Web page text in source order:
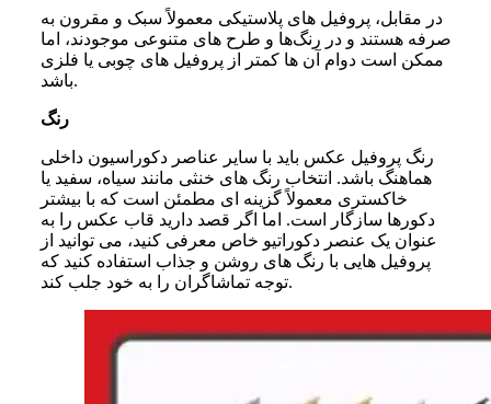
در مقابل، پروفیل ‌های پلاستیکی معمولاً سبک و مقرون به
صرفه هستند و در رنگ‌ها و طرح ‌های متنوعی موجودند، اما
ممکن است دوام آن ها کمتر از پروفیل های چوبی یا فلزی
باشد.
رنگ
رنگ پروفیل عکس باید با سایر عناصر دکوراسیون داخلی
هماهنگ باشد. انتخاب رنگ ‌های خنثی مانند سیاه، سفید یا
خاکستری معمولاً گزینه‌ ای مطمئن است که با بیشتر
دکورها سازگار است. اما اگر قصد دارید قاب عکس را به
عنوان یک عنصر دکوراتیو خاص معرفی کنید، می ‌توانید از
پروفیل هایی با رنگ ‌های روشن و جذاب استفاده کنید که
توجه تماشاگران را به خود جلب کند.